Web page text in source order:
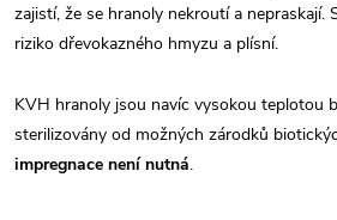
zajistí, že se hranoly nekroutí a nepraskají.
riziko dřevokazného hmyzu a plísní.
KVH hranoly jsou navíc vysokou teplotou
sterilizovány od možných zárodků
impregnace není nutná.